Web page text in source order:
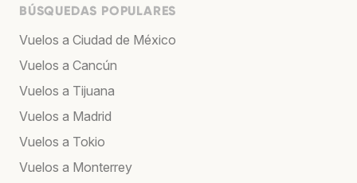
BÚSQUEDAS POPULARES
Vuelos a Ciudad de México
Vuelos a Cancún
Vuelos a Tijuana
Vuelos a Madrid
Vuelos a Tokio
Vuelos a Monterrey